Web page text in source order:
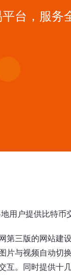
台，服务
用户提供比特币
第三版的网站建
片与视频自动切
互。同时提供十